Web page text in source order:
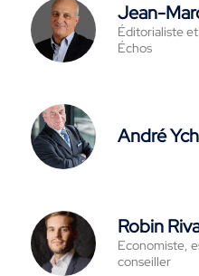
Jean-
Éditorialiste
Échos
André
Robin
Economiste,
conseiller